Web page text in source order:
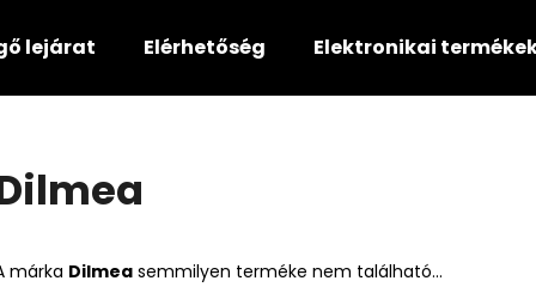
lejárat Elérhetőség Elektronikai
márka Dilmea semmilyen terméke nem található...